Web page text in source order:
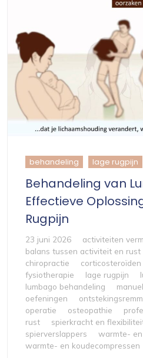
behandeling lage rugpijn
Behandeling van
Effectieve
Rugpijn
23 juni 2026
activiteiten
balans tussen activiteit en rust
chiropractie
corticosteroïden
fysiotherapie
lage rugpijn
lumbago behandeling
oefeningen
operatie
osteopathie
rust
spierkracht en
spierverslappers
warmte-
warmte- en koudecompressen